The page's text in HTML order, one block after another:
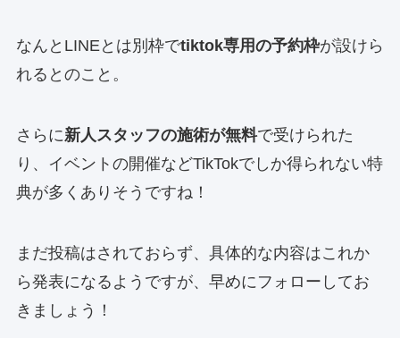
なんとLINEとは別枠でtiktok専用の予約枠が設けら
れるとのこと。
さらに新人スタッフの施術が無料で受けられた
り、イベントの開催などTikTokでしか得られない特
典が多くありそうですね！
まだ投稿はされておらず、具体的な内容はこれか
ら発表になるようですが、早めにフォローしてお
きましょう！